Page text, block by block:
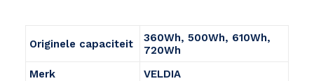
Originele capaciteit
360Wh, 500Wh, 610Wh,
720Wh
Merk
VELDIA